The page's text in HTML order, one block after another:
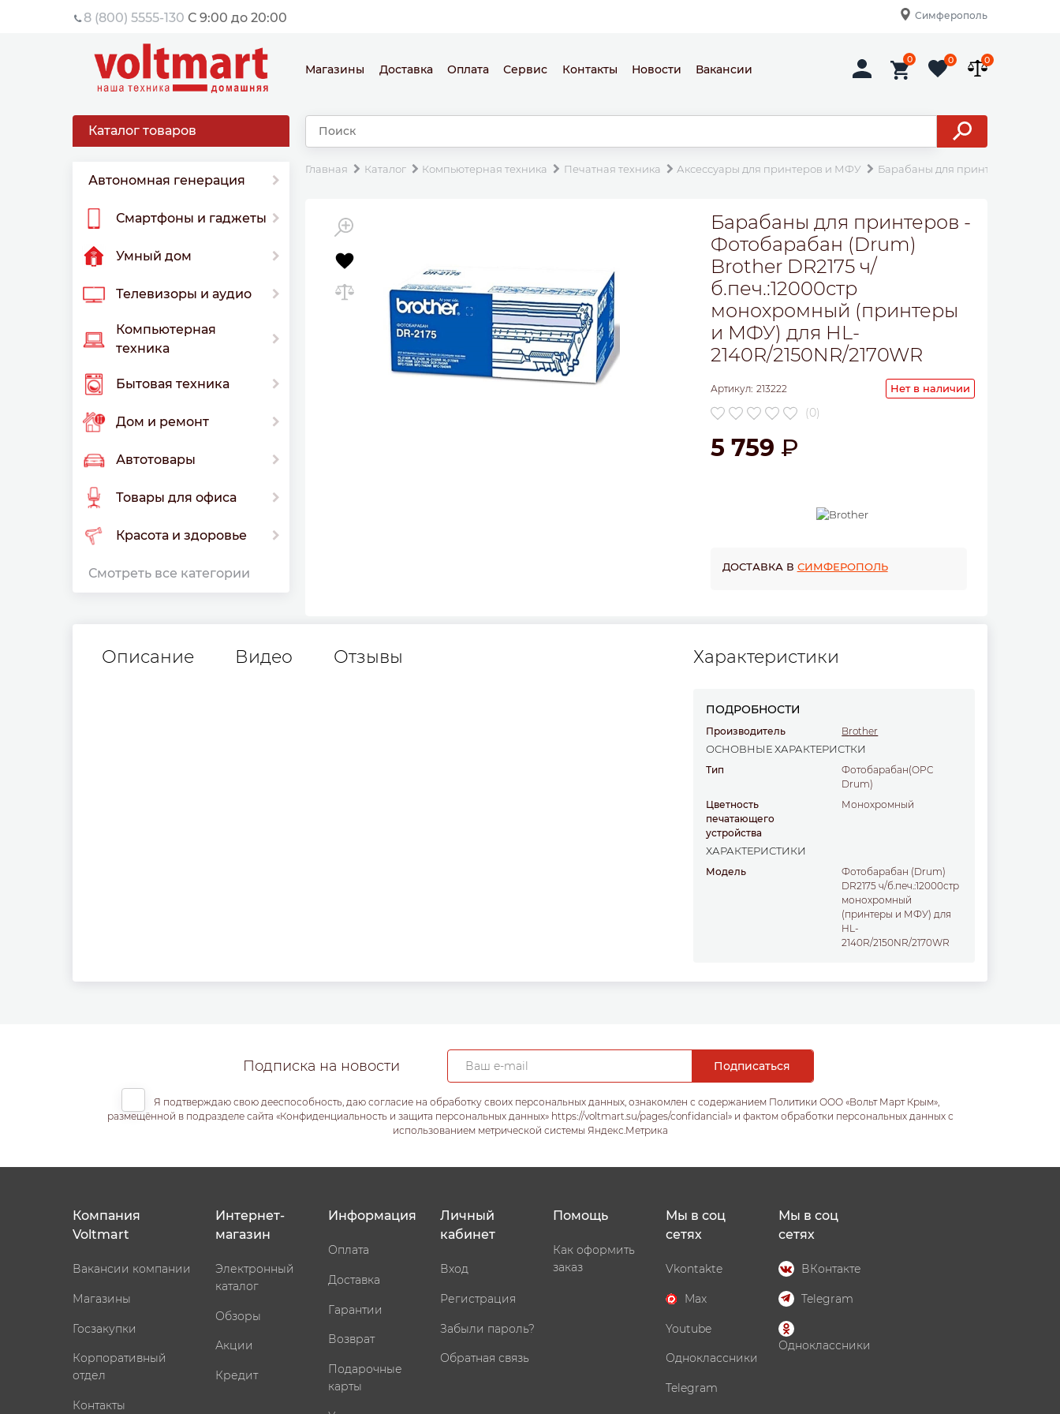
8 (800) 5555-130 С 9:00 до 20:00 Симферополь
Магазины Доставка Оплата Сервис Контакты Новости Вакансии
0 0 0
Каталог товаров
Автономная генерация
Смартфоны и гаджеты
Умный дом
Телевизоры и аудио
Компьютерная
техника
Бытовая техника
Дом и ремонт
Автотовары
Товары для офиса
Красота и здоровье
Смотреть все категории
Главная Каталог Компьютерная техника Печатная техника Аксессуары для принтеров и МФУ Барабаны для принтеров
Барабаны для принтеров -
Фотобарабан (Drum)
Brother DR2175 ч/
б.печ.:12000стр
монохромный (принтеры
и МФУ) для HL-
2140R/2150NR/2170WR
Артикул: 213222 Нет в наличии
(0)
5 759
ДОСТАВКА В СИМФЕРОПОЛЬ
Описание Видео Отзывы Характеристики
ПОДРОБНОСТИ
Производитель Brother
ОСНОВНЫЕ ХАРАКТЕРИСТКИ
Тип
Фотобарабан(OPC
Drum)
Цветность
печатающего
устройства
монохромный
ХАРАКТЕРИСТИКИ
Модель
Фотобарабан (Drum)
DR2175 ч/б.печ.:12000стр
монохромный
(принтеры и МФУ) для
HL-
2140R/2150NR/2170WR
Подписка на новости
Я подтверждаю свою дееспособность, даю согласие на обработку своих персональных данных, ознакомлен с содержанием Политики ООО «Вольт Март Крым»,
размещённой в подразделе сайта «Конфиденциальность и защита персональных данных» https://voltmart.su/pages/confidancial» и фактом обработки персональных данных с
использованием метрической системы Яндекс.Метрика
Компания
Voltmart
Вакансии компании
Магазины
Госзакупки
Корпоративный
отдел
Контакты
Интернет-
магазин
Электронный
каталог
Обзоры
Акции
Кредит
Информация
Оплата
Доставка
Гарантии
Возврат
Подарочные
карты
Личный
кабинет
Вход
Регистрация
Забыли пароль?
Обратная связь
Помощь
Как оформить
заказ
Мы в соц
сетях
Vkontakte
Max
Youtube
Одноклассники
Telegram
Мы в соц
сетях
ВКонтакте
Telegram
Одноклассники